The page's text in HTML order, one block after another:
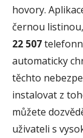
hovory.
černou
22 507
automaticky
těchto
instalovat z
můžete
uživateli s